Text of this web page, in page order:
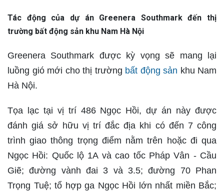
Tác động của dự án Greenera Southmark đến thị
trường bất động sản khu Nam Hà Nội
Greenera Southmark được kỳ vọng sẽ mang lại
luồng gió mới cho thị trường bất động sản khu Nam
Hà Nội.
Tọa lạc tại vị trí 486 Ngọc Hồi, dự án này được
đánh giá sở hữu vị trí đắc địa khi có đến 7 công
trình giao thông trọng điểm nằm trên hoặc đi qua
Ngọc Hồi: Quốc lộ 1A và cao tốc Pháp Vân - Cầu
Giẽ; đường vành đai 3 và 3.5; đường 70 Phan
Trọng Tuệ; tổ hợp ga Ngọc Hồi lớn nhất miền Bắc;